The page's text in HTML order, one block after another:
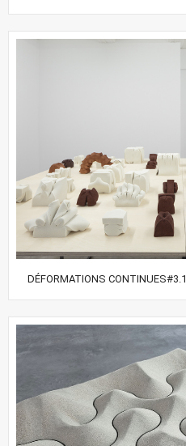
DÉFORMATIONS CONTINUES#3.1